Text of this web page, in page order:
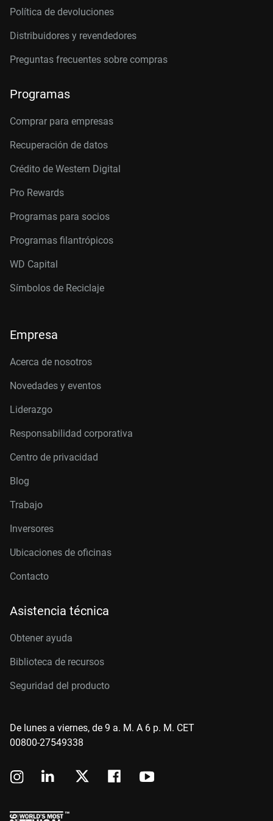
Política de devoluciones
Distribuidores y revendedores
Preguntas frecuentes sobre compras
Programas
Comprar para empresas
Recuperación de datos
Crédito de Western Digital
Pro Rewards
Programas para socios
Programas filantrópicos
WD Capital
Símbolos de Reciclaje
Empresa
Acerca de nosotros
Novedades y eventos
Liderazgo
Responsabilidad corporativa
Centro de privacidad
Blog
Trabajo
Inversores
Ubicaciones de oficinas
Contacto
Asistencia técnica
Obtener ayuda
Biblioteca de recursos
Seguridad del producto
De lunes a viernes, de 9 a. M. A 6 p. M. CET
00800-27549338